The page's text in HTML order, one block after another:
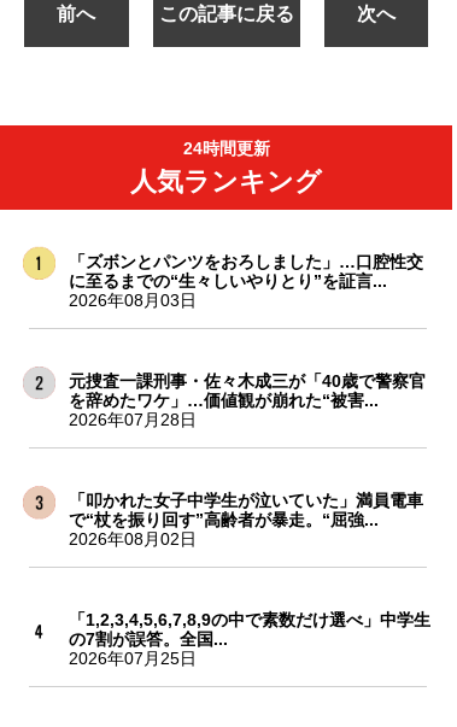
前へ この記事に戻る 次へ
24時間更新
人気ランキング
「ズボンとパンツをおろしました」…口腔性交
に至るまでの“生々しいやりとり”を証言...
2026年08月03日
元捜査一課刑事・佐々木成三が「40歳で警察官
を辞めたワケ」…価値観が崩れた“被害...
2026年07月28日
「叩かれた女子中学生が泣いていた」満員電車
で“杖を振り回す”高齢者が暴走。“屈強...
2026年08月02日
「1,2,3,4,5,6,7,8,9の中で素数だけ選べ」中学生
の7割が誤答。全国...
2026年07月25日